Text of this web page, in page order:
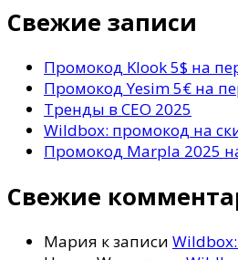
то?
Свежие записи
Промокод Klook 5$ на
Промокод Yesim 5€ на
Тренды в СЕО 2025
Wildbox: промокод на
Промокод Marpla 2025
Свежие
Мария к записи